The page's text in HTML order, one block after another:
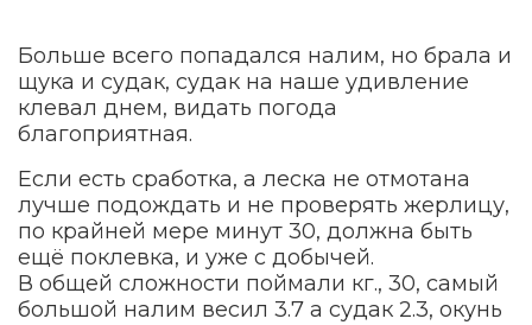
Больше всего попадался налим, но брала и
щука и судак, судак на наше удивление
клевал днем, видать погода
благоприятная.
Если есть сработка, а леска не отмотана
лучше подождать и не проверять жерлицу,
по крайней мере минут 30, должна быть
ещё поклевка, и уже с добычей.
В общей сложности поймали кг., 30, самый
большой налим весил 3.7 а судак 2.3, окунь